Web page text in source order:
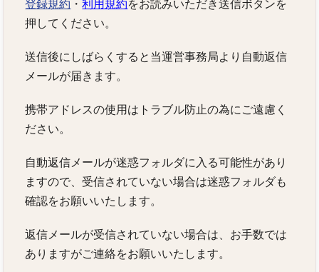
登録規約 ・利用規約をお読みいただき送信ボタンを
押してください。
送信後にしばらくすると当運営事務局より自動返信
メールが届きます。
携帯アドレスの使用はトラブル防止の為にご遠慮く
ださい。
自動返信メールが迷惑フォルダに入る可能性があり
ますので、受信されていない場合は迷惑フォルダも
確認をお願いいたします。
返信メールが受信されていない場合は、お手数では
ありますがご連絡をお願いいたします。